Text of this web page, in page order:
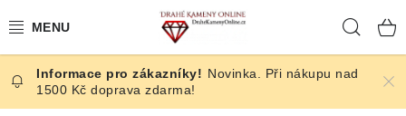
na
ČESKÉ KAMENY
Novinka. Při nákupu nad
1500 Kč doprava zdarma!